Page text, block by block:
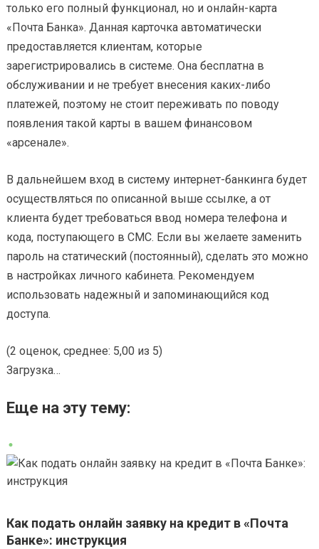
только его полный функционал, но и онлайн-карта
«Почта Банка». Данная карточка автоматически
предоставляется клиентам, которые
зарегистрировались в системе. Она бесплатна в
обслуживании и не требует внесения каких-либо
платежей, поэтому не стоит переживать по поводу
появления такой карты в вашем финансовом
«арсенале».
В дальнейшем вход в систему интернет-банкинга будет
осуществляться по описанной выше ссылке, а от
клиента будет требоваться ввод номера телефона и
кода, поступающего в СМС. Если вы желаете заменить
пароль на статический (постоянный), сделать это можно
в настройках личного кабинета. Рекомендуем
использовать надежный и запоминающийся код
доступа.
(2 оценок, среднее: 5,00 из 5)
Загрузка…
Еще на эту тему:
Как подать онлайн заявку на кредит в «Почта
Банке»: инструкция